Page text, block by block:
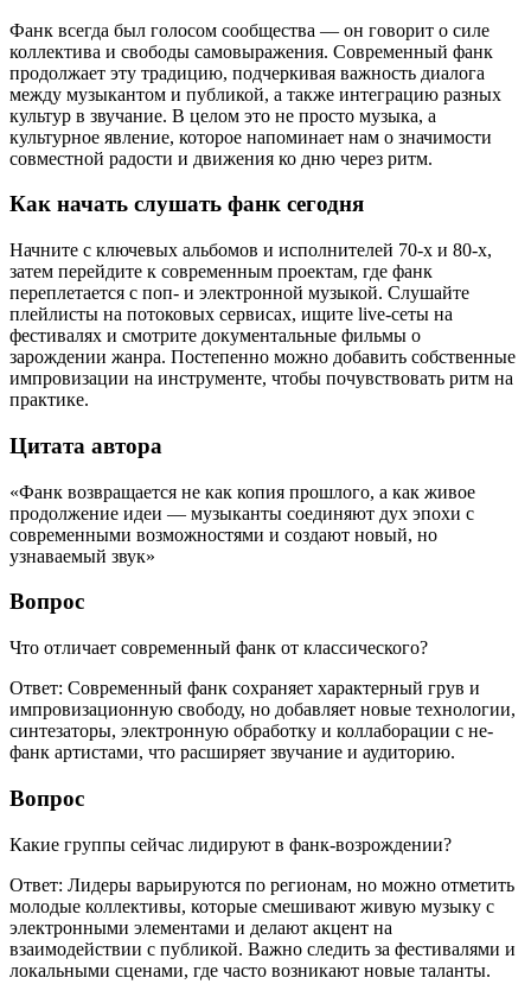
Фанк всегда был голосом сообщества — он говорит о силе
коллектива и свободы самовыражения. Современный фанк
продолжает эту традицию, подчеркивая важность диалога
между музыкантом и публикой, а также интеграцию разных
культур в звучание. В целом это не просто музыка, а
культурное явление, которое напоминает нам о значимости
совместной радости и движения ко дню через ритм.
Как начать слушать фанк сегодня
Начните с ключевых альбомов и исполнителей 70-х и 80-х,
затем перейдите к современным проектам, где фанк
переплетается с поп- и электронной музыкой. Слушайте
плейлисты на потоковых сервисах, ищите live-сеты на
фестивалях и смотрите документальные фильмы о
зарождении жанра. Постепенно можно добавить собственные
импровизации на инструменте, чтобы почувствовать ритм на
практике.
Цитата автора
«Фанк возвращается не как копия прошлого, а как живое
продолжение идеи — музыканты соединяют дух эпохи с
современными возможностями и создают новый, но
узнаваемый звук»
Вопрос
Что отличает современный фанк от классического?
Ответ: Современный фанк сохраняет характерный грув и
импровизационную свободу, но добавляет новые технологии,
синтезаторы, электронную обработку и коллаборации с не-
фанк артистами, что расширяет звучание и аудиторию.
Вопрос
Какие группы сейчас лидируют в фанк-возрождении?
Ответ: Лидеры варьируются по регионам, но можно отметить
молодые коллективы, которые смешивают живую музыку с
электронными элементами и делают акцент на
взаимодействии с публикой. Важно следить за фестивалями и
локальными сценами, где часто возникают новые таланты.